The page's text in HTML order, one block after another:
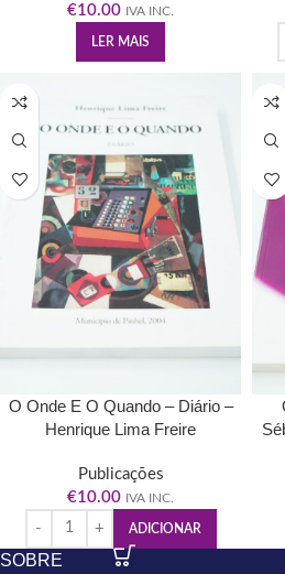
Município de Pinhel
€10.00 IVA INC.
LER MAIS
O Onde E O Quando – Diário –
Henrique Lima Freire
Publicações
€10.00 IVA INC.
ADICIONAR
SOBRE